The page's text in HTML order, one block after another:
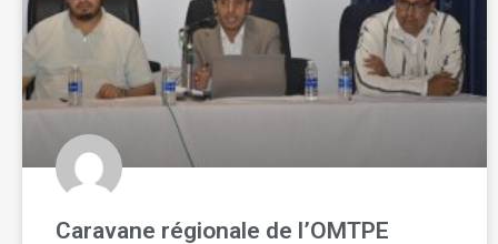
Caravane régionale de l’OMTPE